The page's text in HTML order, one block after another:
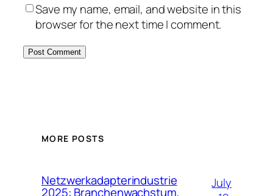
Save my name, email, and website in this
browser for the next time I comment.
MORE POSTS
Netzwerkadapterindustrie
2025: Branchenwachstum,
July